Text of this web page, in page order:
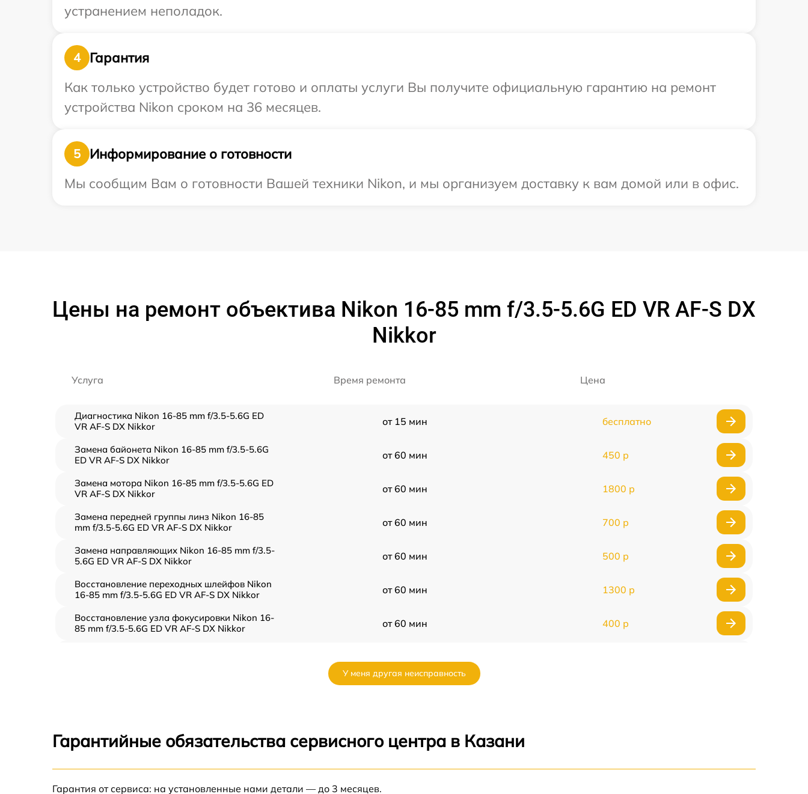
устранением неполадок.
4
Гарантия
Как только устройство будет готово и оплаты услуги Вы получите официальную гарантию на ремонт
устройства Nikon сроком на 36 месяцев.
5
Информирование о готовности
Мы сообщим Вам о готовности Вашей техники Nikon, и мы организуем доставку к вам домой или в офис.
Цены на ремонт объектива Nikon 16-85 mm f/3.5-5.6G ED VR AF-S DX
Nikkor
Услуга Время ремонта Цена
Диагностика Nikon 16-85 mm f/3.5-5.6G ED
VR AF-S DX Nikkor
от 15 мин бесплатно
Замена байонета Nikon 16-85 mm f/3.5-5.6G
ED VR AF-S DX Nikkor
от 60 мин 450 р
Замена мотора Nikon 16-85 mm f/3.5-5.6G ED
VR AF-S DX Nikkor
от 60 мин 1800 р
Замена передней группы линз Nikon 16-85
mm f/3.5-5.6G ED VR AF-S DX Nikkor
от 60 мин 700 р
Замена направляющих Nikon 16-85 mm f/3.5-
5.6G ED VR AF-S DX Nikkor
от 60 мин 500 р
Восстановление переходных шлейфов Nikon
16-85 mm f/3.5-5.6G ED VR AF-S DX Nikkor
от 60 мин 1300 р
Восстановление узла фокусировки Nikon 16-
85 mm f/3.5-5.6G ED VR AF-S DX Nikkor
от 60 мин 400 р
VR AF-S DX Nikkor
AF-S DX Nikkor
от 60 мин 400 р
У меня другая неисправность
Гарантийные обязательства сервисного центра в Казани
Гарантия от сервиса: на установленные нами детали — до 3 месяцев.